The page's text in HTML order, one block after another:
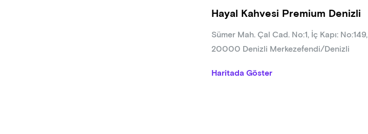
Hayal Kahvesi Premium Denizli
Sümer Mah. Çal Cad. No:1, İç Kapı: No:149,
20000 Denizli Merkezefendi/Denizli
Haritada Göster